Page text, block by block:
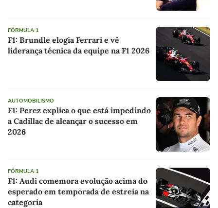
FÓRMULA 1
F1: Brundle elogia Ferrari e vê
liderança técnica da equipe na F1 2026
AUTOMOBILISMO
F1: Perez explica o que está impedindo
a Cadillac de alcançar o sucesso em
2026
FÓRMULA 1
F1: Audi comemora evolução acima do
esperado em temporada de estreia na
categoria